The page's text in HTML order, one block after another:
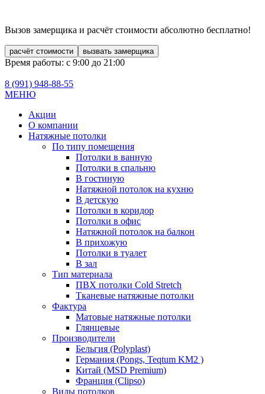
Вызов замерщика и расчёт стоимости абсолютно бесплатно!
расчёт стоимости вызвать замерщика
Время работы: с 9:00 до 21:00
8 (991) 948-88-55
МЕНЮ
Акции
О компании
Натяжные потолки
По типу помещения
Потолки в ванную
Потолки в спальню
В гостиную
Натяжной потолок на кухню
В детскую
Потолки в коридор
Потолки в офис
Натяжной потолок на балкон
В прихожую
Потолки в туалет
В зал
Тип материала
ПВХ потолки Cold Stretch
Тканевые натяжные потолки
Фактура
Матовые натяжные потолки
Глянцевые
Производители
Бельгия (Polyplast)
Германия (Pongs, Teqtum KM2 )
Китай (MSD Premium)
Франция (Clipso)
Виды потолков